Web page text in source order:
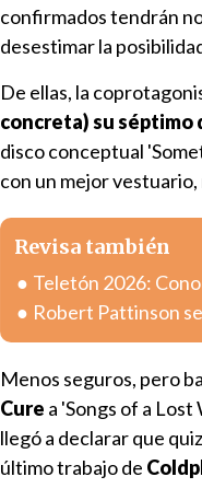
confirmados tendrán
desestimar la
De ellas, la
concreta) su séptimo
disco conceptual
con un mejor
Revisa también
Teletón 2026:
Robert Pattinson
Menos seguros, pero
Cure a 'Songs of a
llegó a declarar que
último trabajo de